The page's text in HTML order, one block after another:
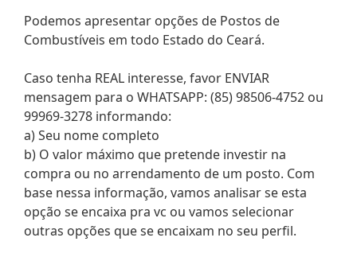
Podemos apresentar opções de Postos de
Combustíveis em todo Estado do Ceará.
Caso tenha REAL interesse, favor ENVIAR
mensagem para o WHATSAPP: (85) 98506-4752 ou
99969-3278 informando:
a) Seu nome completo
b) O valor máximo que pretende investir na
compra ou no arrendamento de um posto. Com
base nessa informação, vamos analisar se esta
opção se encaixa pra vc ou vamos selecionar
outras opções que se encaixam no seu perfil.